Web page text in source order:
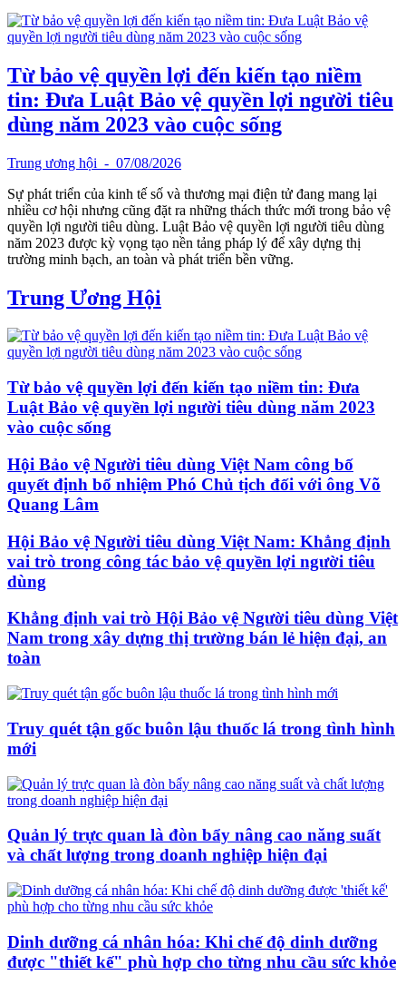
Từ bảo vệ quyền lợi đến kiến tạo niềm
tin: Đưa Luật Bảo vệ quyền lợi người tiêu
dùng năm 2023 vào cuộc sống
Trung ương hội - 07/08/2026
Sự phát triển của kinh tế số và thương mại điện tử đang mang lại
nhiều cơ hội nhưng cũng đặt ra những thách thức mới trong bảo vệ
quyền lợi người tiêu dùng. Luật Bảo vệ quyền lợi người tiêu dùng
năm 2023 được kỳ vọng tạo nền tảng pháp lý để xây dựng thị
trường minh bạch, an toàn và phát triển bền vững.
Trung Ương Hội
Từ bảo vệ quyền lợi đến kiến tạo niềm tin: Đưa
Luật Bảo vệ quyền lợi người tiêu dùng năm 2023
vào cuộc sống
Hội Bảo vệ Người tiêu dùng Việt Nam công bố
quyết định bổ nhiệm Phó Chủ tịch đối với ông Võ
Quang Lâm
Hội Bảo vệ Người tiêu dùng Việt Nam: Khẳng định
vai trò trong công tác bảo vệ quyền lợi người tiêu
dùng
Khẳng định vai trò Hội Bảo vệ Người tiêu dùng Việt
Nam trong xây dựng thị trường bán lẻ hiện đại, an
toàn
Truy quét tận gốc buôn lậu thuốc lá trong tình hình
mới
Quản lý trực quan là đòn bẩy nâng cao năng suất
và chất lượng trong doanh nghiệp hiện đại
Dinh dưỡng cá nhân hóa: Khi chế độ dinh dưỡng
được "thiết kế" phù hợp cho từng nhu cầu sức khỏe